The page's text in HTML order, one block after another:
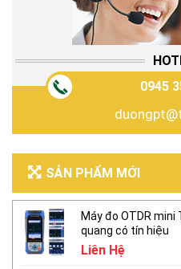
0945
SẢN PHẨM MỚI
Máy đo OTDR
quang có tín hiệu
Liên Hệ